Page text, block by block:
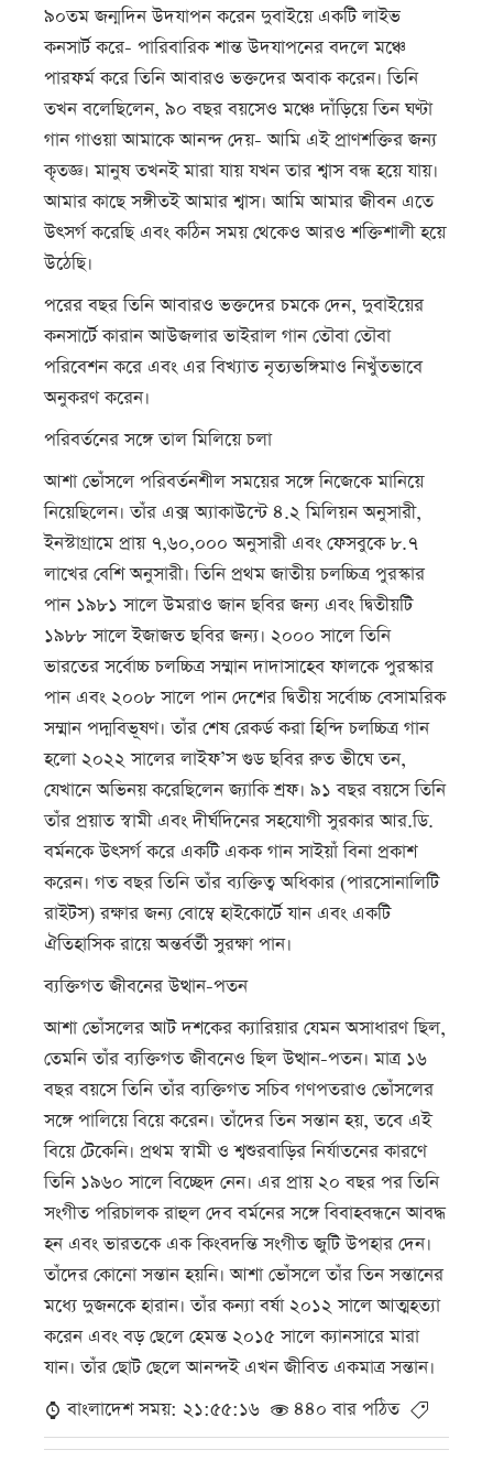
৯০তম জন্মদিন উদযাপন করেন দুবাইয়ে একটি লাইভ
কনসার্ট করে- পারিবারিক শান্ত উদযাপনের বদলে মঞ্চে
পারফর্ম করে তিনি আবারও ভক্তদের অবাক করেন। তিনি
তখন বলেছিলেন, ৯০ বছর বয়সেও মঞ্চে দাঁড়িয়ে তিন ঘণ্টা
গান গাওয়া আমাকে আনন্দ দেয়- আমি এই প্রাণশক্তির জন্য
কৃতজ্ঞ। মানুষ তখনই মারা যায় যখন তার শ্বাস বন্ধ হয়ে যায়।
আমার কাছে সঙ্গীতই আমার শ্বাস। আমি আমার জীবন এতে
উৎসর্গ করেছি এবং কঠিন সময় থেকেও আরও শক্তিশালী হয়ে
উঠেছি।
পরের বছর তিনি আবারও ভক্তদের চমকে দেন, দুবাইয়ের
কনসার্টে কারান আউজলার ভাইরাল গান তৌবা তৌবা
পরিবেশন করে এবং এর বিখ্যাত নৃত্যভঙ্গিমাও নিখুঁতভাবে
অনুকরণ করেন।
পরিবর্তনের সঙ্গে তাল মিলিয়ে চলা
আশা ভোঁসলে পরিবর্তনশীল সময়ের সঙ্গে নিজেকে মানিয়ে
নিয়েছিলেন। তাঁর এক্স অ্যাকাউন্টে ৪.২ মিলিয়ন অনুসারী,
ইনস্টাগ্রামে প্রায় ৭,৬০,০০০ অনুসারী এবং ফেসবুকে ৮.৭
লাখের বেশি অনুসারী। তিনি প্রথম জাতীয় চলচ্চিত্র পুরস্কার
পান ১৯৮১ সালে উমরাও জান ছবির জন্য এবং দ্বিতীয়টি
১৯৮৮ সালে ইজাজত ছবির জন্য। ২০০০ সালে তিনি
ভারতের সর্বোচ্চ চলচ্চিত্র সম্মান দাদাসাহেব ফালকে পুরস্কার
পান এবং ২০০৮ সালে পান দেশের দ্বিতীয় সর্বোচ্চ বেসামরিক
সম্মান পদ্মবিভূষণ। তাঁর শেষ রেকর্ড করা হিন্দি চলচ্চিত্র গান
হলো ২০২২ সালের লাইফ’স গুড ছবির রুত ভীঘে তন,
যেখানে অভিনয় করেছিলেন জ্যাকি শ্রফ। ৯১ বছর বয়সে তিনি
তাঁর প্রয়াত স্বামী এবং দীর্ঘদিনের সহযোগী সুরকার আর.ডি.
বর্মনকে উৎসর্গ করে একটি একক গান সাইয়াঁ বিনা প্রকাশ
করেন। গত বছর তিনি তাঁর ব্যক্তিত্ব অধিকার (পারসোনালিটি
রাইটস) রক্ষার জন্য বোম্বে হাইকোর্টে যান এবং একটি
ঐতিহাসিক রায়ে অন্তর্বর্তী সুরক্ষা পান।
ব্যক্তিগত জীবনের উত্থান-পতন
আশা ভোঁসলের আট দশকের ক্যারিয়ার যেমন অসাধারণ ছিল,
তেমনি তাঁর ব্যক্তিগত জীবনেও ছিল উত্থান-পতন। মাত্র ১৬
বছর বয়সে তিনি তাঁর ব্যক্তিগত সচিব গণপতরাও ভোঁসলের
সঙ্গে পালিয়ে বিয়ে করেন। তাঁদের তিন সন্তান হয়, তবে এই
বিয়ে টেকেনি। প্রথম স্বামী ও শ্বশুরবাড়ির নির্যাতনের কারণে
তিনি ১৯৬০ সালে বিচ্ছেদ নেন। এর প্রায় ২০ বছর পর তিনি
সংগীত পরিচালক রাহুল দেব বর্মনের সঙ্গে বিবাহবন্ধনে আবদ্ধ
হন এবং ভারতকে এক কিংবদন্তি সংগীত জুটি উপহার দেন।
তাঁদের কোনো সন্তান হয়নি। আশা ভোঁসলে তাঁর তিন সন্তানের
মধ্যে দুজনকে হারান। তাঁর কন্যা বর্ষা ২০১২ সালে আত্মহত্যা
করেন এবং বড় ছেলে হেমন্ত ২০১৫ সালে ক্যানসারে মারা
যান। তাঁর ছোট ছেলে আনন্দই এখন জীবিত একমাত্র সন্তান।
বাংলাদেশ সময়: ২১:৫৫:১৬
৪৪০ বার পঠিত